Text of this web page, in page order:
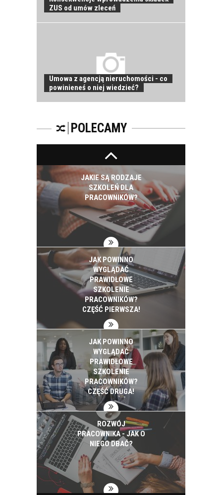
ZUS od umów zleceń
Umowa z agencją nieruchomości - co
powinieneś o niej wiedzieć?
POLECAMY
ROZWÓJ
PRACOWNIKA - JAK O
JAKIE SĄ RODZAJE
SZKOLEŃ DLA
PRACOWNIKÓW?
JAK POWINNO
WYGLĄDAĆ
PRAWIDŁOWE
SZKOLENIE
PRACOWNIKÓW?
CZĘŚĆ PIERWSZA!
JAK POWINNO
WYGLĄDAĆ
PRAWIDŁOWE
SZKOLENIE
PRACOWNIKÓW?
CZĘŚĆ DRUGA!
ROZWÓJ
PRACOWNIKA - JAK O
NIEGO DBAĆ?